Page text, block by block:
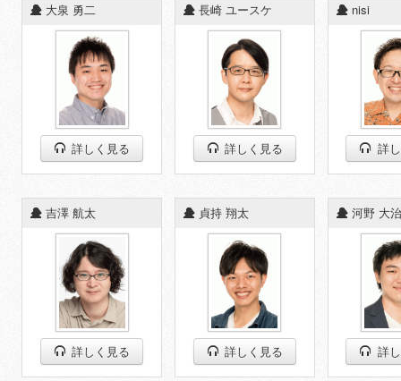
◆ 大泉 勇二
詳しく見る
◆ 長崎 ユースケ
詳しく見る
◆ nisi
詳
◆ 吉澤 航太
詳しく見る
◆ 貞持 翔太
詳しく見る
◆ 河野 大治
詳